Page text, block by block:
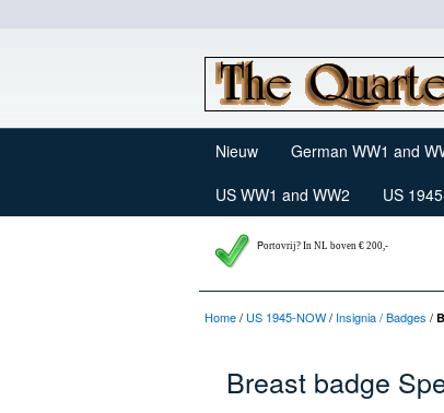
Nieuw German WW1 and
US WW1 and WW2
US
Portovrij? In NL boven € 200,-
Home/ US 1945-NOW/ Insignia / Badges /
Breast badge